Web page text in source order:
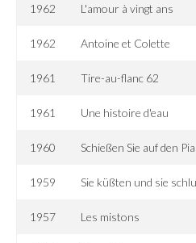
1962 L'amour à vingt ans
1962 Antoine et Colette
1961 Tire-au-flanc 62
1961 Une histoire d'eau
1960 Schießen Sie auf den
1959 Sie küßten und sie
1957 Les mistons